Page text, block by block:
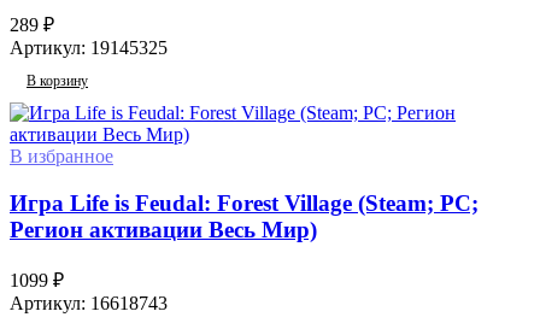
289 ₽
Артикул: 19145325
В корзину
В избранное
Игра Life is Feudal: Forest Village (Steam; PC;
Регион активации Весь Мир)
1099 ₽
Артикул: 16618743